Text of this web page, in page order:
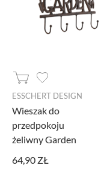
ESSCHERT DESIGN
Wieszak do
przedpokoju
żeliwny Garden
64,90 ZŁ